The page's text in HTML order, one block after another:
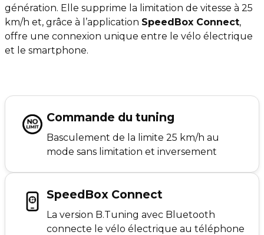
génération. Elle supprime la limitation de vitesse à 25
km/h et, grâce à l’application SpeedBox Connect,
offre une connexion unique entre le vélo électrique
et le smartphone.
Commande du tuning
Basculement de la limite 25 km/h au
mode sans limitation et inversement
SpeedBox Connect
La version B.Tuning avec Bluetooth
connecte le vélo électrique au téléphone